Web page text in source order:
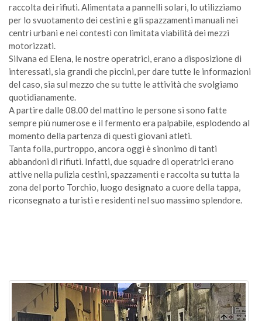
raccolta dei rifiuti. Alimentata a pannelli solari, lo utilizziamo
per lo svuotamento dei cestini e gli spazzamenti manuali nei
centri urbani e nei contesti con limitata viabilità dei mezzi
motorizzati.
Silvana ed Elena, le nostre operatrici, erano a disposizione di
interessati, sia grandi che piccini, per dare tutte le informazioni
del caso, sia sul mezzo che su tutte le attività che svolgiamo
quotidianamente.
A partire dalle 08.00 del mattino le persone si sono fatte
sempre più numerose e il fermento era palpabile, esplodendo al
momento della partenza di questi giovani atleti.
Tanta folla, purtroppo, ancora oggi è sinonimo di tanti
abbandoni di rifiuti. Infatti, due squadre di operatrici erano
attive nella pulizia cestini, spazzamenti e raccolta su tutta la
zona del porto Torchio, luogo designato a cuore della tappa,
riconsegnato a turisti e residenti nel suo massimo splendore.